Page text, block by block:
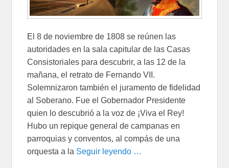
El 8 de noviembre de 1808 se reúnen las
autoridades en la sala capitular de las Casas
Consistoriales para descubrir, a las 12 de la
mañana, el retrato de Fernando VII.
Solemnizaron también el juramento de fidelidad
al Soberano. Fue el Gobernador Presidente
quien lo descubrió a la voz de ¡Viva el Rey!
Hubo un repique general de campanas en
parroquias y conventos, al compás de una
orquesta a la Seguir leyendo …